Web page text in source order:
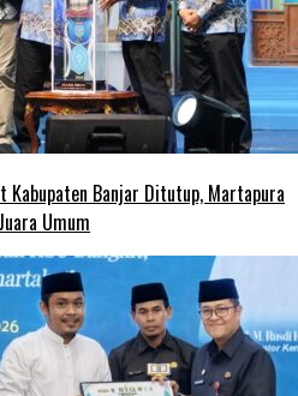
Kabupaten Banjar Ditutup, Martapura
Umum